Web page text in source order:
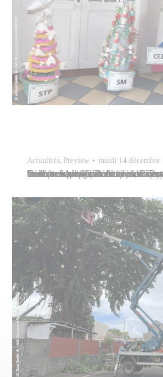
Actualités, Preview mardi 14 décembre
Comme chaque fin d’année, Papeete se pare de mille feux et un village de Noël est construit dans les jardins de l’hôtel de ville. Pour la première fois, les écoles maternelles et élémentaires de Papeete étaient invitées à participer en confectionnant un sapin de Noël avec des matériaux de récupération. Ces “récups-sapins” sont exposés à…